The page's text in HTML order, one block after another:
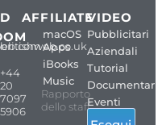
britishweb.co.uk
+44
20
7097
5906
AFFILIATE
macOS
Apps
iBooks
Music
Rapporto
dello staff
VIDEO
Pubblicitari
Aziendali
Tutorial
Documentari
Eventi